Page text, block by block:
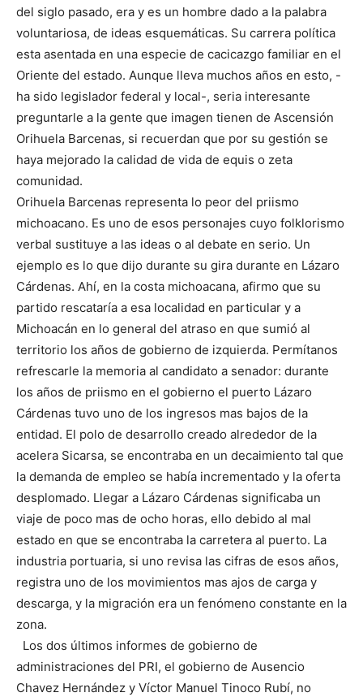
del siglo pasado, era y es un hombre dado a la palabra
voluntariosa, de ideas esquemáticas. Su carrera política
esta asentada en una especie de cacicazgo familiar en el
Oriente del estado. Aunque lleva muchos años en esto, -
ha sido legislador federal y local-, seria interesante
preguntarle a la gente que imagen tienen de Ascensión
Orihuela Barcenas, si recuerdan que por su gestión se
haya mejorado la calidad de vida de equis o zeta
comunidad.
Orihuela Barcenas representa lo peor del priismo
michoacano. Es uno de esos personajes cuyo folklorismo
verbal sustituye a las ideas o al debate en serio. Un
ejemplo es lo que dijo durante su gira durante en Lázaro
Cárdenas. Ahí, en la costa michoacana, afirmo que su
partido rescataría a esa localidad en particular y a
Michoacán en lo general del atraso en que sumió al
territorio los años de gobierno de izquierda. Permítanos
refrescarle la memoria al candidato a senador: durante
los años de priismo en el gobierno el puerto Lázaro
Cárdenas tuvo uno de los ingresos mas bajos de la
entidad. El polo de desarrollo creado alrededor de la
acelera Sicarsa, se encontraba en un decaimiento tal que
la demanda de empleo se había incrementado y la oferta
desplomado. Llegar a Lázaro Cárdenas significaba un
viaje de poco mas de ocho horas, ello debido al mal
estado en que se encontraba la carretera al puerto. La
industria portuaria, si uno revisa las cifras de esos años,
registra uno de los movimientos mas ajos de carga y
descarga, y la migración era un fenómeno constante en la
zona.
Los dos últimos informes de gobierno de
administraciones del PRI, el gobierno de Ausencio
Chavez Hernández y Víctor Manuel Tinoco Rubí, no